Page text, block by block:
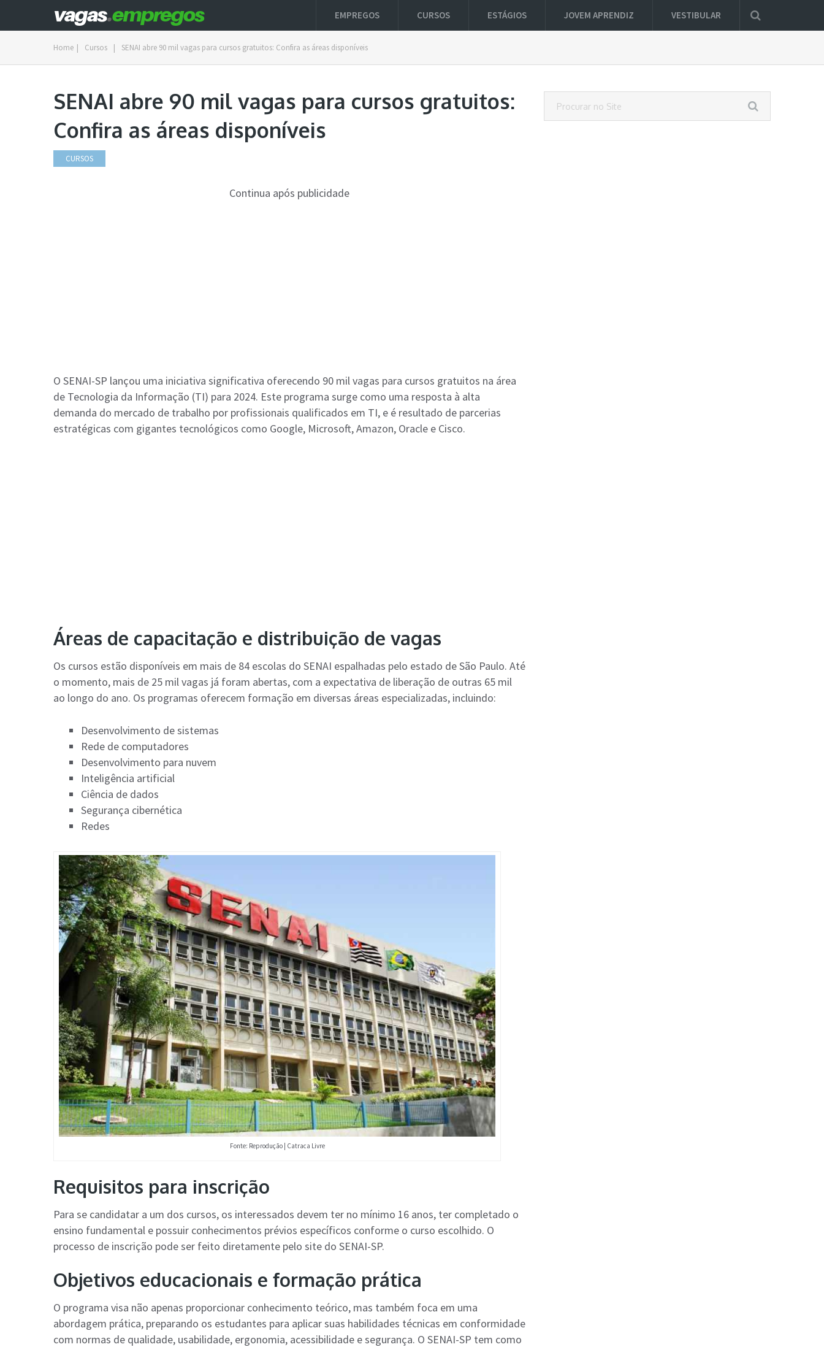
EMPREGOS CURSOS ESTÁGIOS JOVEM APRENDIZ VESTIBULAR
Home | Cursos | SENAI abre 90 mil vagas para cursos gratuitos: Confira as áreas disponíveis
SENAI abre 90 mil vagas para cursos gratuitos:
Confira as áreas disponíveis
CURSOS
Continua após publicidade
O SENAI-SP lançou uma iniciativa significativa oferecendo 90 mil vagas para cursos gratuitos na área
de Tecnologia da Informação (TI) para 2024. Este programa surge como uma resposta à alta
demanda do mercado de trabalho por profissionais qualificados em TI, e é resultado de parcerias
estratégicas com gigantes tecnológicos como Google, Microsoft, Amazon, Oracle e Cisco.
Áreas de capacitação e distribuição de vagas
Os cursos estão disponíveis em mais de 84 escolas do SENAI espalhadas pelo estado de São Paulo. Até
o momento, mais de 25 mil vagas já foram abertas, com a expectativa de liberação de outras 65 mil
ao longo do ano. Os programas oferecem formação em diversas áreas especializadas, incluindo:
Desenvolvimento de sistemas
Rede de computadores
Desenvolvimento para nuvem
Inteligência artificial
Ciência de dados
Segurança cibernética
Redes
Fonte: Reprodução | Catraca Livre
Requisitos para inscrição
Para se candidatar a um dos cursos, os interessados devem ter no mínimo 16 anos, ter completado o
ensino fundamental e possuir conhecimentos prévios específicos conforme o curso escolhido. O
processo de inscrição pode ser feito diretamente pelo site do SENAI-SP.
Objetivos educacionais e formação prática
O programa visa não apenas proporcionar conhecimento teórico, mas também foca em uma
abordagem prática, preparando os estudantes para aplicar suas habilidades técnicas em conformidade
com normas de qualidade, usabilidade, ergonomia, acessibilidade e segurança. O SENAI-SP tem como